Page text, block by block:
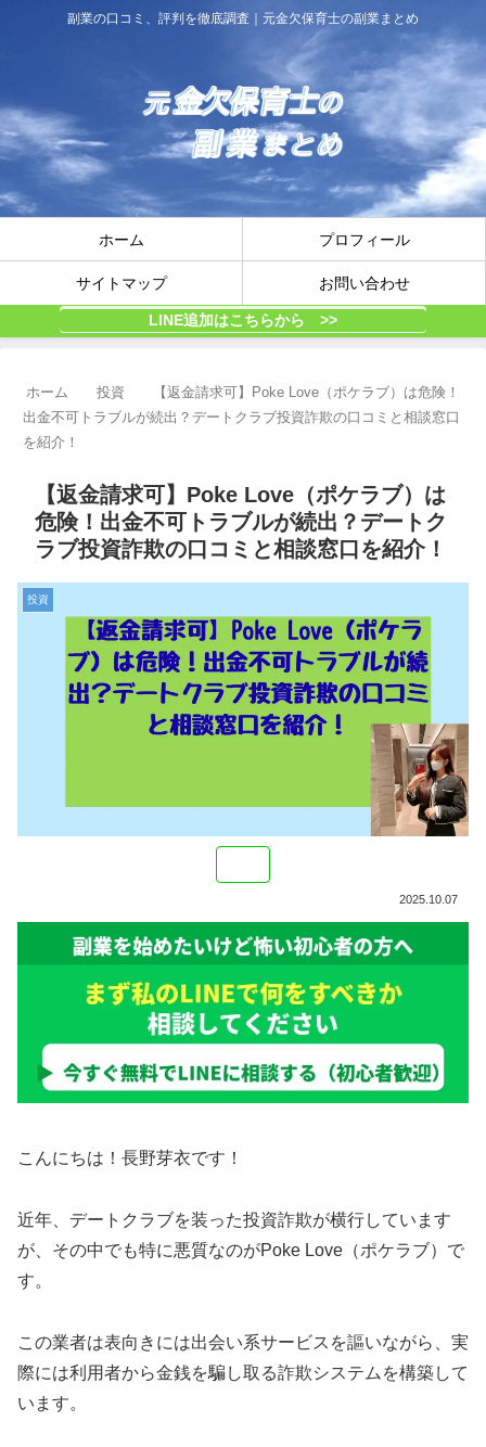
副業の口コミ、評判を徹底調査｜元金欠保育士の副業まとめ
ホーム プロフィール
サイトマップ お問い合わせ
LINE追加はこちらから >>
ホーム 投資
【返金請求可】Poke Love（ポケラブ）は危険！
出金不可トラブルが続出？デートクラブ投資詐欺の口コミと相談窓口
を紹介！
【返金請求可】Poke Love（ポケラブ）は
危険！出金不可トラブルが続出？デートク
ラブ投資詐欺の口コミと相談窓口を紹介！
投資
2025.10.07
こんにちは！長野芽衣です！
近年、デートクラブを装った投資詐欺が横行しています
が、その中でも特に悪質なのがPoke Love（ポケラブ）で
す。
この業者は表向きには出会い系サービスを謳いながら、実
際には利用者から金銭を騙し取る詐欺システムを構築して
います。